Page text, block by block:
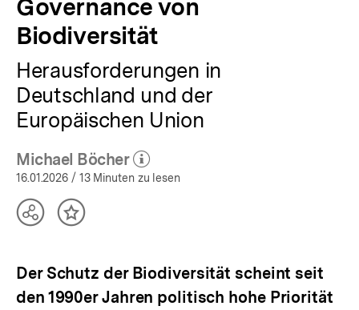
Governance von
Biodiversität
Herausforderungen in
Deutschland und der
Europäischen Union
Michael Böcher
(Mehr zum Autor)
öffnen
16.01.2026 / 13 Minuten zu lesen
TeilenInhalt
Der Schutz der Biodiversität scheint seit
den 1990er Jahren politisch hohe Priorität